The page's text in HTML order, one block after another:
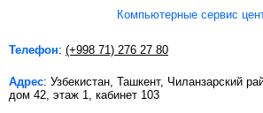
Компьютерные сервис
Телефон: (+998 71) 276 27 80
Адрес: Узбекистан, Ташкент, Чиланзарский
дом 42, этаж 1, кабинет 103